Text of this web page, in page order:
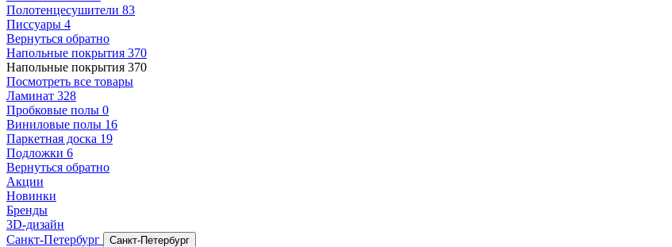
Полотенцесушители 83
Писсуары 4
Вернуться обратно
Напольные покрытия 370
Напольные покрытия 370
Посмотреть все товары
Ламинат 328
Пробковые полы 0
Виниловые полы 16
Паркетная доска 19
Подложки 6
Вернуться обратно
Акции
Новинки
Бренды
3D-дизайн
Санкт-Петербург
Санкт-Петербург